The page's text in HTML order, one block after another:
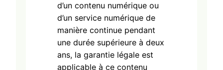
d’un contenu numérique ou
d’un service numérique de
manière continue pendant
une durée supérieure à deux
ans, la garantie légale est
applicable à ce contenu